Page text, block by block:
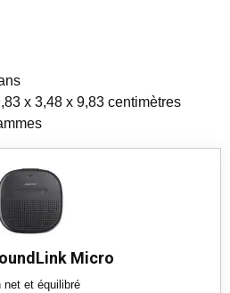
x 3,48 x 9,83 centimètres
Micro
net et équilibré